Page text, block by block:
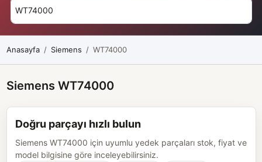
Anasayfa Siemens WT74000
Siemens WT74000
Doğru parçayı hızlı bulun
Siemens WT74000 için uyumlu yedek parçaları stok, fiyat ve
model bilgisine göre inceleyebilirsiniz.